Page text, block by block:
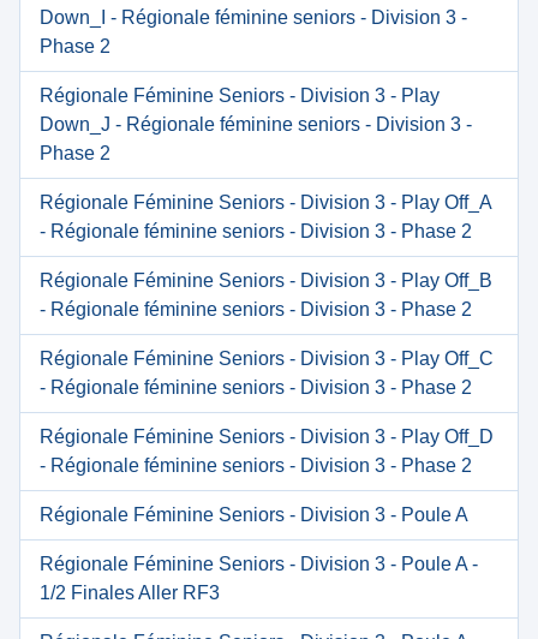
Down_I - Régionale féminine seniors - Division 3 -
Phase 2
Régionale Féminine Seniors - Division 3 - Play
Down_J - Régionale féminine seniors - Division 3 -
Phase 2
Régionale Féminine Seniors - Division 3 - Play Off_A
- Régionale féminine seniors - Division 3 - Phase 2
Régionale Féminine Seniors - Division 3 - Play Off_B
- Régionale féminine seniors - Division 3 - Phase 2
Régionale Féminine Seniors - Division 3 - Play Off_C
- Régionale féminine seniors - Division 3 - Phase 2
Régionale Féminine Seniors - Division 3 - Play Off_D
- Régionale féminine seniors - Division 3 - Phase 2
Régionale Féminine Seniors - Division 3 - Poule A
Régionale Féminine Seniors - Division 3 - Poule A -
1/2 Finales Aller RF3